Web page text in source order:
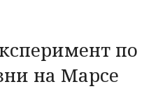
по
на Марсе